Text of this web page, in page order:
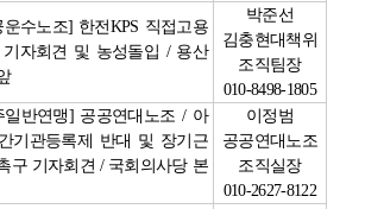
운수노조] 한전KPS 직접고용
자회견 및 농성돌입 / 용산
박준선
김충현대책위
조직팀장
010-8498-1805
일반연맹] 공공연대노조 / 아
기관등록제 반대 및 장기근
구 기자회견 / 국회의사당 본
이정범
공공연대노조
조직실장
010-2627-8122